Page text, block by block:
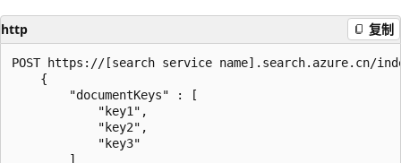
http 复制
POST https://[search service name].search.azure.cn/
    {
        "documentKeys" : [
            "key1",
            "key2",
            "key3"
        ]